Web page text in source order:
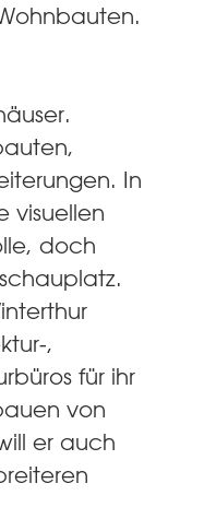
In
visuellen
doch
,
für ihr
von
er auch